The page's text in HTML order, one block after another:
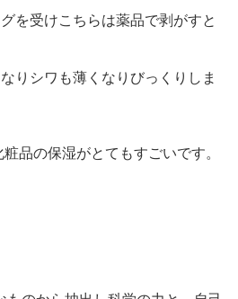
を受けこちらは薬品で剥がすと
りシワも薄くなりびっくりしま
品の保湿がとてもすごいです。